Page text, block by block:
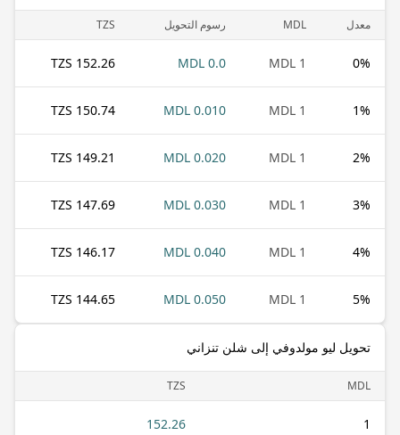
معدل MDL رسوم التحويل TZS
0%
1 MDL
0.0 MDL
152.26 TZS
1%
1 MDL
0.010 MDL
150.74 TZS
2%
1 MDL
0.020 MDL
149.21 TZS
3%
1 MDL
0.030 MDL
147.69 TZS
4%
1 MDL
0.040 MDL
146.17 TZS
5%
1 MDL
0.050 MDL
144.65 TZS
تحويل ليو مولدوفي إلى شلن تنزاني
MDL
TZS
1
152.26